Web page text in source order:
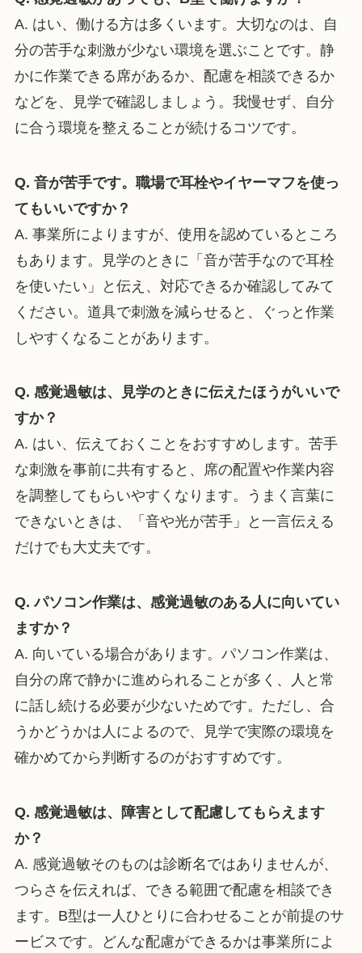
A. はい、働ける方は多くいます。大切なのは、自
分の苦手な刺激が少ない環境を選ぶことです。静
かに作業できる席があるか、配慮を相談できるか
などを、見学で確認しましょう。我慢せず、自分
に合う環境を整えることが続けるコツです。
Q. 音が苦手です。職場で耳栓やイヤーマフを使っ
てもいいですか？
A. 事業所によりますが、使用を認めているところ
もあります。見学のときに「音が苦手なので耳栓
を使いたい」と伝え、対応できるか確認してみて
ください。道具で刺激を減らせると、ぐっと作業
しやすくなることがあります。
Q. 感覚過敏は、見学のときに伝えたほうがいいで
すか？
A. はい、伝えておくことをおすすめします。苦手
な刺激を事前に共有すると、席の配置や作業内容
を調整してもらいやすくなります。うまく言葉に
できないときは、「音や光が苦手」と一言伝える
だけでも大丈夫です。
Q. パソコン作業は、感覚過敏のある人に向いてい
ますか？
A. 向いている場合があります。パソコン作業は、
自分の席で静かに進められることが多く、人と常
に話し続ける必要が少ないためです。ただし、合
うかどうかは人によるので、見学で実際の環境を
確かめてから判断するのがおすすめです。
Q. 感覚過敏は、障害として配慮してもらえます
か？
A. 感覚過敏そのものは診断名ではありませんが、
つらさを伝えれば、できる範囲で配慮を相談でき
ます。B型は一人ひとりに合わせることが前提のサ
ービスです。どんな配慮ができるかは事業所によ